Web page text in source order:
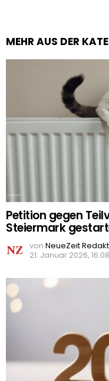
MEHR AUS DER
Petition gegen
Steiermark
von NeueZeit
21. Januar 2026, 16:08